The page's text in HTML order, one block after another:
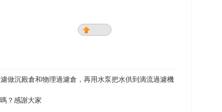
做沉殿倉和物理過濾倉，再用水泵把水供到滴流過濾機
？感謝大家